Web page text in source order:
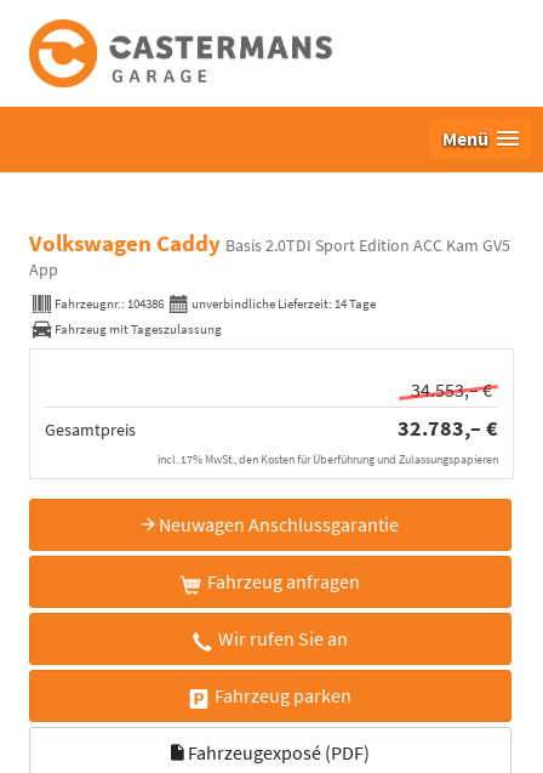
Menü
Volkswagen Caddy Basis 2.0TDI Sport Edition ACC Kam GV5
App
Fahrzeugnr.: 104386 unverbindliche Lieferzeit: 14 Tage
Fahrzeug mit Tageszulassung
34.553,– €
Gesamtpreis 32.783,– €
incl. 17% MwSt., den Kosten für Überführung und Zulassungspapieren
Neuwagen Anschlussgarantie
Fahrzeug anfragen
Wir rufen Sie an
Fahrzeug parken
Fahrzeugexposé (PDF)